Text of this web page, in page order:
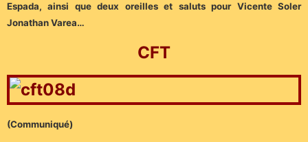
Espada, ainsi que deux oreilles et saluts pour Vicente Soler
Jonathan Varea…
CFT
(Communiqué)